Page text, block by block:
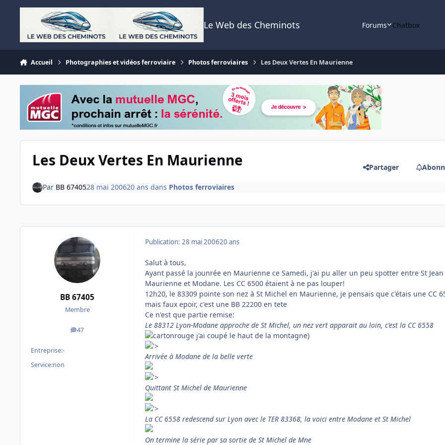
Aller au contenu
Le Web des Cheminots Forums Chatbox
Accueil Photographies et vidéos ferroviaire Photos ferroviaires Les Deux Vertes En Maurienne
Les Deux Vertes En Maurienne Partager
Par BB 6740528 mai 200620 ans dans Photos ferroviaires
BB 67405
Membre
47
messages
Entreprise:-
Service:non
Publication: 28 mai 200620 ans
Salut à tous,
Ayant passé la jounrée en Maurienne ce Samedi, j'ai pu aller un peu spotter entre St
Maurienne et Modane. Les CC 6500 étaient à ne pas louper!
12h20, le 83309 pointe son nez à St Michel en Maurienne, je pensais que c'étais une CC
mais faux epoir, c'est une BB 22200 en tete
Ce n'est que partie remise:
Le 88312 Lyon-Modane approche de St Michel, un nez vert apparait au loin, c'est la CC 6558
j'ai coupé le haut de la montagne)
'>
Arrivée à Modane de la belle verte
'>
Quittant St Michel de Maurienne
'>
La CC 6558 redescend sur Lyon avec le TER 83368, la voici entre Modane et St Michel
On termine la série par sa sortie de St Michel de Mne